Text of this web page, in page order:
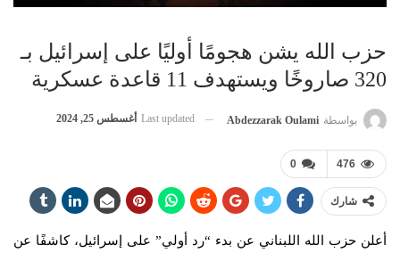
حزب الله يشن هجومًا أوليًا على إسرائيل بـ
320 صاروخًا ويستهدف 11 قاعدة عسكرية
بواسطة Abdezzarak Oulami
Last updated أغسطس 25, 2024
0 476
شارك
أعلن حزب الله اللبناني عن بدء “رد أولي” على إسرائيل، كاشفًا عن